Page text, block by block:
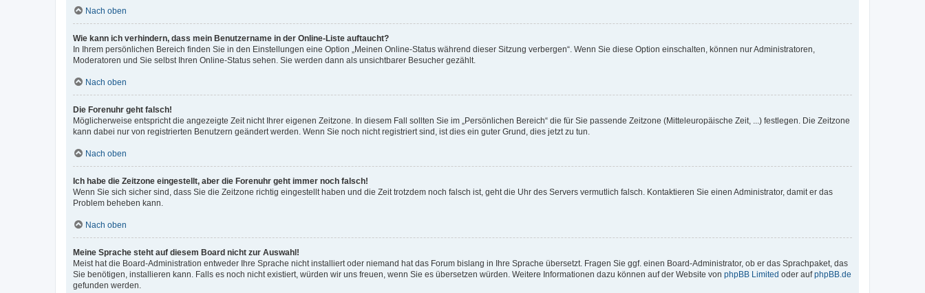
Nach oben
Wie kann ich verhindern, dass mein Benutzername in der Online-Liste auftaucht?
In Ihrem persönlichen Bereich finden Sie in den Einstellungen eine Option „Meinen Online-Status während dieser Sitzung verbergen“. Wenn Sie diese Option einschalten, können nur Administratoren,
Moderatoren und Sie selbst Ihren Online-Status sehen. Sie werden dann als unsichtbarer Besucher gezählt.
Nach oben
Die Forenuhr geht falsch!
Möglicherweise entspricht die angezeigte Zeit nicht Ihrer eigenen Zeitzone. In diesem Fall sollten Sie im „Persönlichen Bereich“ die für Sie passende Zeitzone (Mitteleuropäische Zeit, ...) festlegen. Die Zeitzone
kann dabei nur von registrierten Benutzern geändert werden. Wenn Sie noch nicht registriert sind, ist dies ein guter Grund, dies jetzt zu tun.
Nach oben
Ich habe die Zeitzone eingestellt, aber die Forenuhr geht immer noch falsch!
Wenn Sie sich sicher sind, dass Sie die Zeitzone richtig eingestellt haben und die Zeit trotzdem noch falsch ist, geht die Uhr des Servers vermutlich falsch. Kontaktieren Sie einen Administrator, damit er das
Problem beheben kann.
Nach oben
Meine Sprache steht auf diesem Board nicht zur Auswahl!
Meist hat die Board-Administration entweder Ihre Sprache nicht installiert oder niemand hat das Forum bislang in Ihre Sprache übersetzt. Fragen Sie ggf. einen Board-Administrator, ob er das Sprachpaket, das
Sie benötigen, installieren kann. Falls es noch nicht existiert, würden wir uns freuen, wenn Sie es übersetzen würden. Weitere Informationen dazu können auf der Website von phpBB Limited oder aufphpBB.de
gefunden werden.